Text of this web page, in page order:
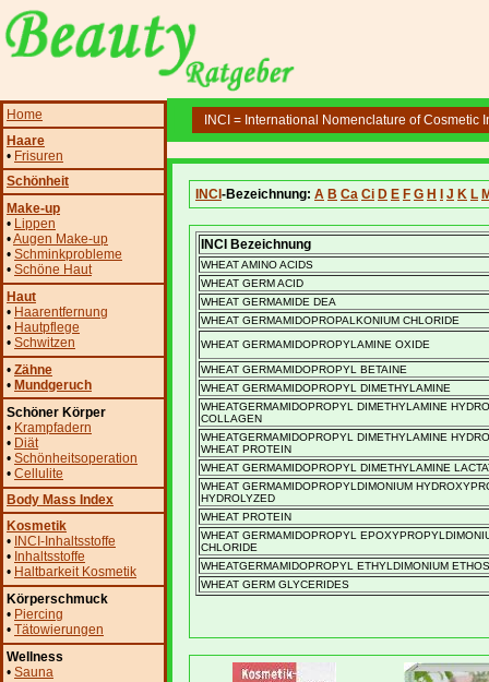
INCI = International Nomenclature of Cosmetic
INCI -Bezeichnung: A B Ca Ci D E F G H J K L
INCI Bezeichnung
WHEAT AMINO ACIDS
WHEAT GERM ACID
WHEAT GERMAMIDE DEA
WHEAT GERMAMIDOPROPALKONIUM CHLORIDE
WHEAT GERMAMIDOPROPYLAMINE OXIDE
WHEAT GERMAMIDOPROPYL BETAINE
WHEAT GERMAMIDOPROPYL DIMETHYLAMINE
WHEATGERMAMIDOPROPYL DIMETHYLAMINE
COLLAGEN
WHEATGERMAMIDOPROPYL DIMETHYLAMINE
WHEAT PROTEIN
WHEAT GERMAMIDOPROPYL DIMETHYLAMINE
WHEAT GERMAMIDOPROPYLDIMONIUM
HYDROLYZED
WHEAT PROTEIN
WHEAT GERMAMIDOPROPYL
CHLORIDE
WHEATGERMAMIDOPROPYL ETHYLDIMONIUM
WHEAT GERM GLYCERIDES
Home
Haare
• Frisuren
Schönheit
Make-up
• Lippen
•Augen Make-up
• Schminkprobleme
• Schöne Haut
Haut
• Haarentfernung
• Hautpflege
• Schwitzen
• Zähne
• Mundgeruch
Schöner Körper
• Krampfadern
• Diät
• Schönheitsoperation
• Cellulite
Body Mass Index
Kosmetik
• INCI-Inhaltsstoffe
• Inhaltsstoffe
• Haltbarkeit Kosmetik
Körperschmuck
• Piercing
• Tätowierungen
Wellness
• Sauna